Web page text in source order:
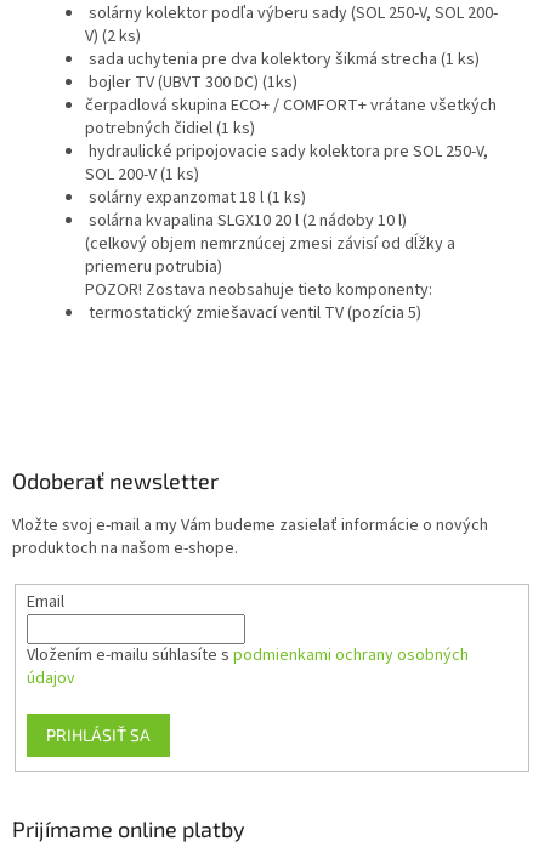
solárny kolektor podľa výberu sady (SOL 250-V, SOL 200-
V) (2 ks)
sada uchytenia pre dva kolektory šikmá strecha (1 ks)
bojler TV (UBVT 300 DC) (1ks)
čerpadlová skupina ECO+ / COMFORT+ vrátane všetkých
potrebných čidiel (1 ks)
hydraulické pripojovacie sady kolektora pre SOL 250-V,
SOL 200-V (1 ks)
solárny expanzomat 18 l (1 ks)
solárna kvapalina SLGX10 20 l (2 nádoby 10 l)
(celkový objem nemrznúcej zmesi závisí od dĺžky a
priemeru potrubia)
POZOR! Zostava neobsahuje tieto komponenty:
termostatický zmiešavací ventil TV (pozícia 5)
Odoberať newsletter
Vložte svoj e-mail a my Vám budeme zasielať informácie o nových
produktoch na našom e-shope.
Email
Vložením e-mailu súhlasíte s podmienkami ochrany osobných
údajov
PRIHLÁSIŤ SA
Prijímame online platby